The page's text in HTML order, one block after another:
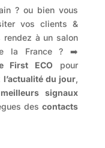
? ou bien vous
vos clients &
rendez à un salon
la France ? ➡️
First ECO
pour
l’actualité du jour,
meilleurs signaux
des contacts